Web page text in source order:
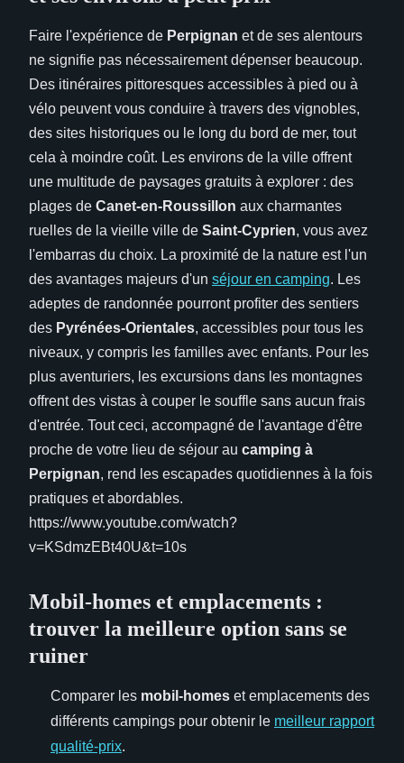
Faire l'expérience de Perpignan et de ses alentours
ne signifie pas nécessairement dépenser beaucoup.
Des itinéraires pittoresques accessibles à pied ou à
vélo peuvent vous conduire à travers des vignobles,
des sites historiques ou le long du bord de mer, tout
cela à moindre coût. Les environs de la ville offrent
une multitude de paysages gratuits à explorer : des
plages de Canet-en-Roussillon aux charmantes
ruelles de la vieille ville de Saint-Cyprien, vous avez
l'embarras du choix. La proximité de la nature est l'un
des avantages majeurs d'un séjour en camping. Les
adeptes de randonnée pourront profiter des sentiers
des Pyrénées-Orientales, accessibles pour tous les
niveaux, y compris les familles avec enfants. Pour les
plus aventuriers, les excursions dans les montagnes
offrent des vistas à couper le souffle sans aucun frais
d'entrée. Tout ceci, accompagné de l'avantage d'être
proche de votre lieu de séjour au camping à
Perpignan, rend les escapades quotidiennes à la fois
pratiques et abordables.
https://www.youtube.com/watch?
v=KSdmzEBt40U&t=10s
Mobil-homes et emplacements :
trouver la meilleure option sans se
ruiner
Comparer les mobil-homes et emplacements des
différents campings pour obtenir le meilleur rapport
qualité-prix.